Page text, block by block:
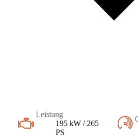
Leistung
195 kW / 265
PS